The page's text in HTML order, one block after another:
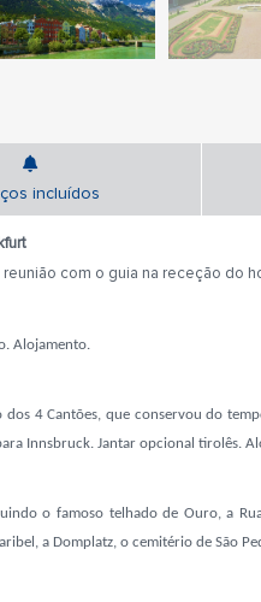
incluídos
com o guia na receção do
Alojamento.
4 Cantões, que conservou do
Innsbruck. Jantar opcional tirolês.
o famoso telhado de Ouro, a
a Domplatz, o cemitério de São